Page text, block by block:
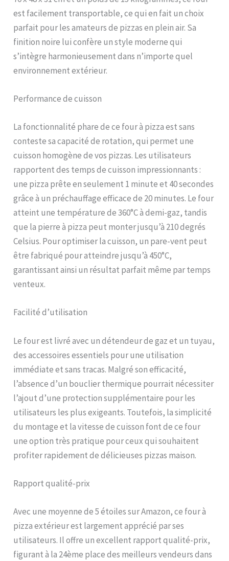
dorée et croustillante.
Passez moins de temps à
cuisiner et plus à profiter
avec vos amis et votre
famille. Fonctionnement
sans problème : avec un
four prêt à l'emploi dès le
d'enfant : dépliez les
jambes, insérez la pierre à
pizza et connectez-la à un
réservoir de gaz. Grâce à
l'allumage instantané au
gaz, votre aventure de
cuisson de pizza peut
commencer
immédiatement. Efficacité
et simplicité supérieures :
le boîtier en acier au
carbone revêtu par
pulvérisation et le design
de moule intégré offrent
une rétention de chaleur
rotation sur le régulateur.
Cuisson polyvalente :
parfait pour les pizzas,
rôtir les légumes, cuire du
pain et bien plus encore
avec contrôle de flamme
réglable pour une cuisson
précise. Qu'il s'agisse
d'une réunion spontanée
réunion de famille dans le
parc ou d'une excursion en
gastronomique dans
n'importe quel
environnement.
est facilement transportable, ce qui en fait un choix
parfait pour les amateurs de pizzas en plein air. Sa
finition noire lui confère un style moderne qui
s’intègre harmonieusement dans n’importe quel
environnement extérieur.
Performance de cuisson
La fonctionnalité phare de ce four à pizza est sans
conteste sa capacité de rotation, qui permet une
cuisson homogène de vos pizzas. Les utilisateurs
rapportent des temps de cuisson impressionnants :
une pizza prête en seulement 1 minute et 40 secondes
grâce à un préchauffage efficace de 20 minutes. Le four
atteint une température de 360°C à demi-gaz, tandis
que la pierre à pizza peut monter jusqu’à 210 degrés
Celsius. Pour optimiser la cuisson, un pare-vent peut
être fabriqué pour atteindre jusqu’à 450°C,
garantissant ainsi un résultat parfait même par temps
venteux.
Facilité d’utilisation
Le four est livré avec un détendeur de gaz et un tuyau,
des accessoires essentiels pour une utilisation
immédiate et sans tracas. Malgré son efficacité,
l’absence d’un bouclier thermique pourrait nécessiter
l’ajout d’une protection supplémentaire pour les
utilisateurs les plus exigeants. Toutefois, la simplicité
du montage et la vitesse de cuisson font de ce four
une option très pratique pour ceux qui souhaitent
profiter rapidement de délicieuses pizzas maison.
Rapport qualité-prix
Avec une moyenne de 5 étoiles sur Amazon, ce four à
pizza extérieur est largement apprécié par ses
utilisateurs. Il offre un excellent rapport qualité-prix,
figurant à la 24ème place des meilleurs vendeurs dans